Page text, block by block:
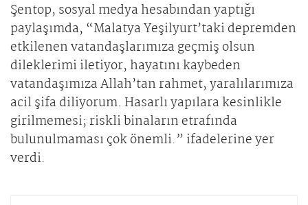
Şentop, sosyal medya hesabından yaptığı
paylaşımda, “Malatya Yeşilyurt’taki depremden
etkilenen vatandaşlarımıza geçmiş olsun
dileklerimi iletiyor, hayatını kaybeden
vatandaşımıza Allah’tan rahmet, yaralılarımıza
acil şifa diliyorum. Hasarlı yapılara kesinlikle
girilmemesi; riskli binaların etrafında
bulunulmaması çok önemli.” ifadelerine yer
verdi.